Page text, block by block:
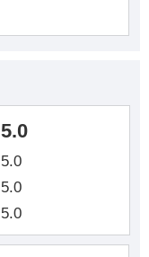
5.0
5.0
5.0
5.0